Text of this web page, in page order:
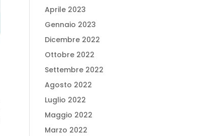
Aprile 2023
Gennaio 2023
Dicembre 2022
Ottobre 2022
Settembre 2022
Agosto 2022
Luglio 2022
Maggio 2022
Marzo 2022